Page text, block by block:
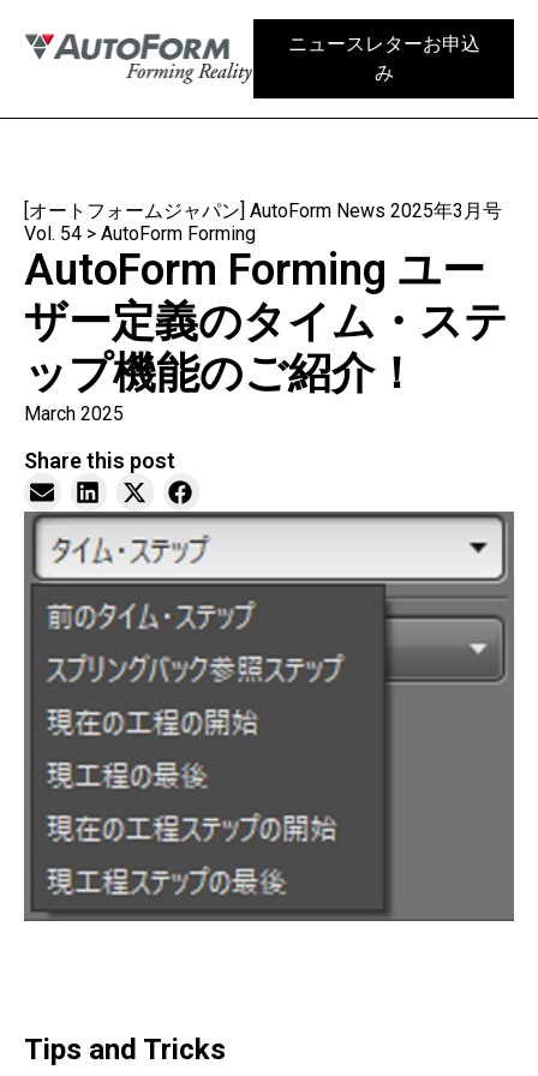
ニュースレターお申込
み
[オートフォームジャパン] AutoForm News 2025年3月号
Vol. 54 > AutoForm Forming
AutoForm Forming ユー
ザー定義のタイム・ステ
ップ機能のご紹介！
March 2025
Share this post
Tips and Tricks